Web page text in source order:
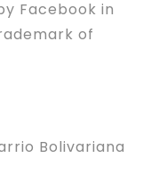
Facebook in
of
Bolivariana